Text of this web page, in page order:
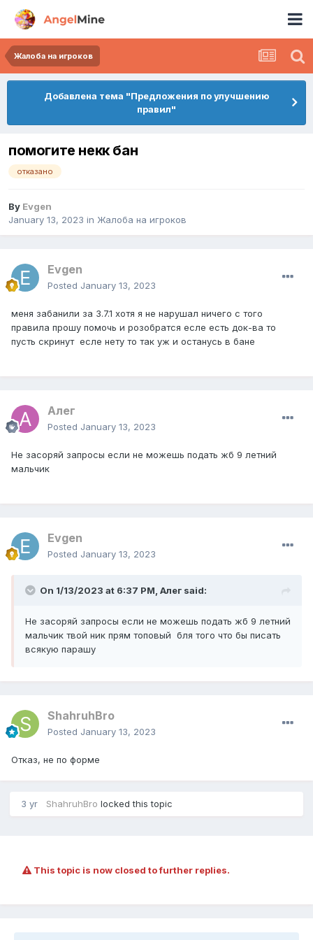
Жалоба на игроков
Добавлена тема "Предложения по улучшению
правил"
помогите некк бан
отказано
By Evgen
January 13, 2023 in Жалоба на игроков
Evgen
Posted January 13, 2023
меня забанили за 3.7.1 хотя я не нарушал ничего с того
правила прошу помочь и розобратся есле есть док-ва то
пусть скринут есле нету то так уж и останусь в бане
Алег
Posted January 13, 2023
Не засоряй запросы если не можешь подать жб 9 летний
мальчик
Evgen
Posted January 13, 2023
On 1/13/2023 at 6:37 PM, Алег said:
Не засоряй запросы если не можешь подать жб 9 летний
мальчик твой ник прям топовый бля того что бы писать
всякую парашу
ShahruhBro
Posted January 13, 2023
Отказ, не по форме
3 yr ShahruhBro locked this topic
This topic is now closed to further replies.